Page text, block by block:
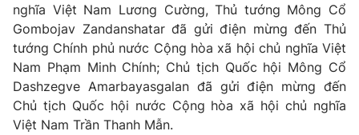
nghĩa Việt Nam Lương Cường, Thủ tướng Mông Cổ
Gombojav Zandanshatar đã gửi điện mừng đến Thủ
tướng Chính phủ nước Cộng hòa xã hội chủ nghĩa Việt
Nam Phạm Minh Chính; Chủ tịch Quốc hội Mông Cổ
Dashzegve Amarbayasgalan đã gửi điện mừng đến
Chủ tịch Quốc hội nước Cộng hòa xã hội chủ nghĩa
Việt Nam Trần Thanh Mẫn.